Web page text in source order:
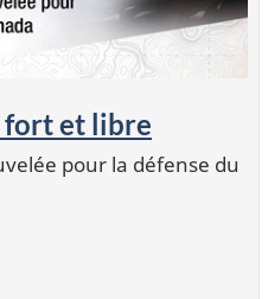
et libre
pour la défense du